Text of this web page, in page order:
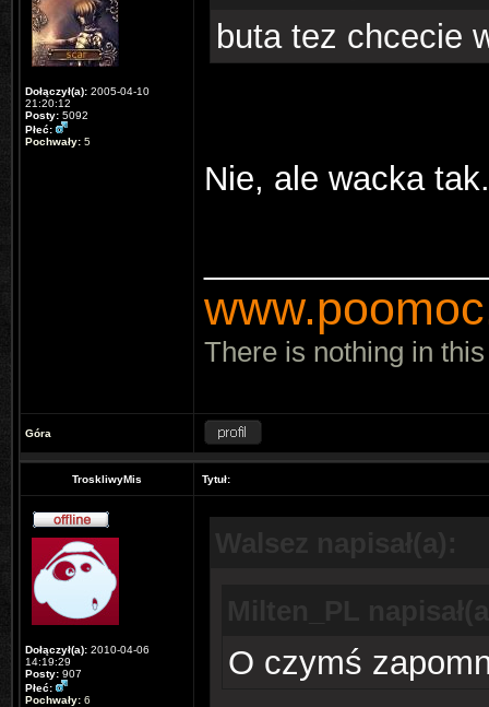
Dołączył(a): 2005-04-10
21:20:12
Posty: 5092
Płeć:
Pochwały: 5
buta tez chcecie
Nie, ale wacka tak.
There is nothing in
Góra
TroskliwyMis Tytuł:
Dołączył(a): 2010-04-06
14:19:29
Posty: 907
Płeć:
Pochwały: 6
O czymś